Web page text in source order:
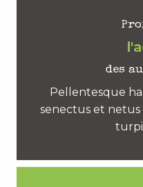
des
Pellentesque
senectus et netus